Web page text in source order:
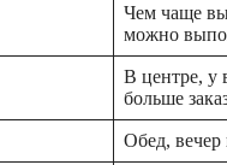
Чем чаще
можно
В центре, у
больше
Обед,